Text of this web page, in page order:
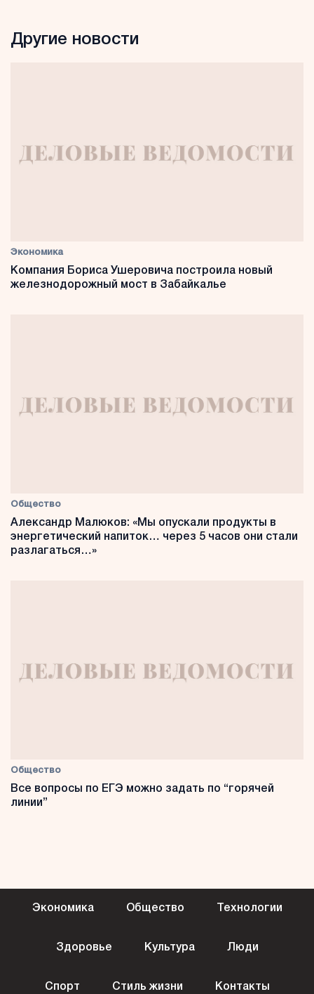
Другие новости
Экономика
Компания Бориса Ушеровича построила новый
железнодорожный мост в Забайкалье
Общество
Александр Малюков: «Мы опускали продукты в
энергетический напиток… через 5 часов они стали
разлагаться…»
Общество
Все вопросы по ЕГЭ можно задать по “горячей
линии”
Экономика Общество Технологии
Здоровье Культура Люди
Спорт Стиль жизни Контакты